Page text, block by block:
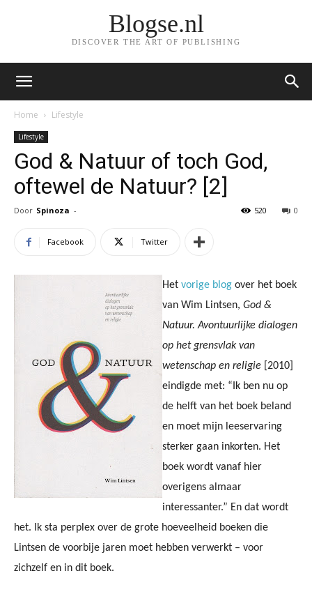
Blogse.nl
DISCOVER THE ART OF PUBLISHING
Home Lifestyle
Lifestyle
God & Natuur of toch God,
oftewel de Natuur? [2]
Door Spinoza - 0
520
Facebook Twitter
Het vorige blog over het boek
van Wim Lintsen, God &
Natuur. Avontuurlijke dialogen
op het grensvlak van
wetenschap en religie [2010]
eindigde met: “Ik ben nu op
de helft van het boek beland
en moet mijn leeservaring
sterker gaan inkorten. Het
boek wordt vanaf hier
overigens almaar
interessanter.” En dat wordt
het. Ik sta perplex over de grote hoeveelheid boeken die
Lintsen de voorbije jaren moet hebben verwerkt – voor
zichzelf en in dit boek.